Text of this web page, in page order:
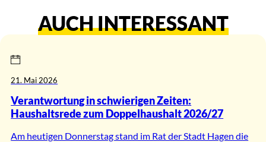
AUCH INTERESSANT
21. Mai 2026
Verantwortung in schwierigen Zeiten:
Haushaltsrede zum Doppelhaushalt 2026/27
Am heutigen Donnerstag stand im Rat der Stadt Hagen die